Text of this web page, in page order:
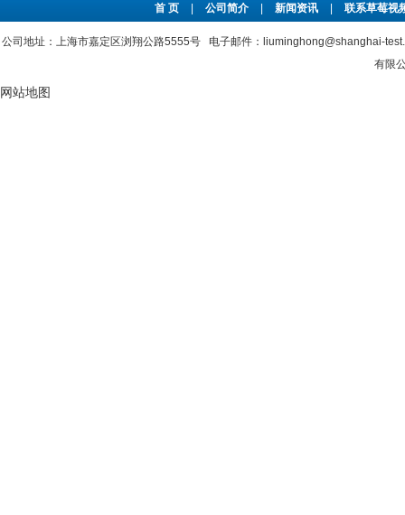
首 页 公司简介 新闻资讯 联系草莓视
公司地址：上海市嘉定区浏翔公路5555号 电子邮件：liuminghong@shanghai-
有限公
网站地图